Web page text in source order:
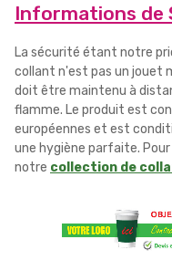
Informations de
La sécurité étant notre
collant n'est pas un jouet
doit être maintenu à
flamme. Le produit est
européennes et est
une hygiène parfaite.
notre collection de